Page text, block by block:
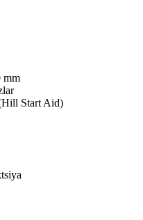
mm
Start Aid)